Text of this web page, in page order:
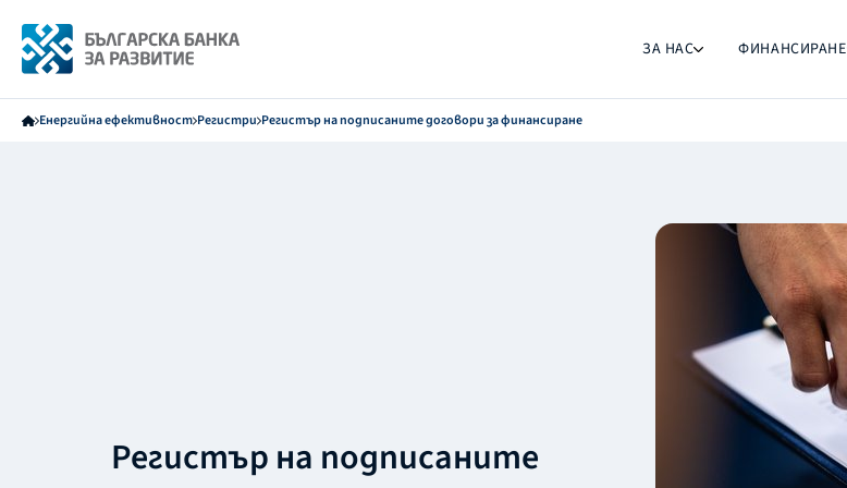
ЗА НАС ФИНАНСИРАНЕ
Енергийна ефективност Регистри Регистър на подписаните договори за финансиране
Регистър на подписаните